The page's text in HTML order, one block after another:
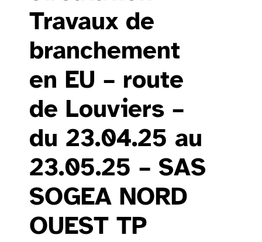
Travaux de
branchement
en EU – route
de Louviers –
du 23.04.25 au
23.05.25 – SAS
SOGEA NORD
OUEST TP